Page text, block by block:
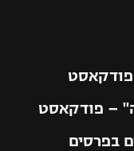
– פודקאסט
בפרסים